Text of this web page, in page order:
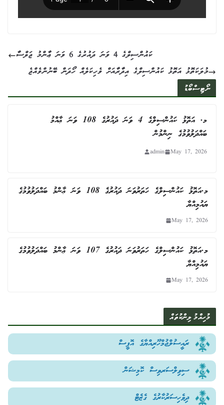
ކައުންސިލްގެ 4 ވަނަ ދައުރުގެ 6 ވަނަ ޢާންމު ޖަލްސާ
މުލަކަތޮޅު އަތޮޅު ކައުންސިލްގެ އިދާރާއަށް ވެހިކަލެއް ހޯދަން ބޭނުންވެއްޖެ
ނޯޓިސްބޯޑު
މ. އަތޮޅު ކައުންސިލްގެ 4 ވަނަ ދައުރުގެ 108 ވަނަ ޢާއްމު
ބައްދަލުވުމުގެ ނިންމުން
May 17, 2026
admin
މ.އަތޮޅު ކައުންސިލްގެ ހަތަރުވަނަ ދައުރުގެ 108 ވަނަ ޢާންމު ބައްދަލުވުމުގެ
ޔައުމިއްޔާ
May 17, 2026
މ.އަތޮޅު ކައުންސިލްގެ ހަތަރުވަނަ ދައުރުގެ 107 ވަނަ ޢާންމު ބައްދަލުވުމުގެ
ޔައުމިއްޔާ
May 17, 2026
މުހިއްމު ލިންކުތައް
ރައީސުލްޖުމްހޫރިއްޔާގެ އޮފީސް
ސިވިލްސަރވިސް ކޮމިޝަން
ދިވެހިސަރުކާރުގެ ގެޒެޓް